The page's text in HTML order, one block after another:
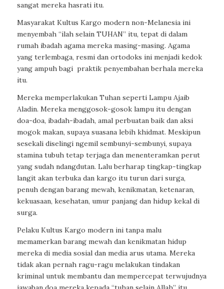
sangat mereka hasrati itu.
Masyarakat Kultus Kargo modern non-Melanesia ini
menyembah “ilah selain TUHAN” itu, tepat di dalam
rumah ibadah agama mereka masing-masing. Agama
yang terlembaga, resmi dan ortodoks ini menjadi kedok
yang ampuh bagi praktik penyembahan berhala mereka
itu.
Mereka memperlakukan Tuhan seperti Lampu Ajaib
Aladin. Mereka menggosok-gosok lampu itu dengan
doa-doa, ibadah-ibadah, amal perbuatan baik dan aksi
mogok makan, supaya suasana lebih khidmat. Meskipun
sesekali diselingi ngemilsembunyi-sembunyi, supaya
stamina tubuh tetap terjaga dan menenteramkan perut
yang sudah ndangdutan. Lalu berharap tingkap-tingkap
langit akan terbuka dan kargo itu turun dari surga,
penuh dengan barang mewah, kenikmatan, ketenaran,
kekuasaan, kesehatan, umur panjang dan hidup kekal di
surga.
Pelaku Kultus Kargo modern ini tanpa malu
memamerkan barang mewah dan kenikmatan hidup
mereka di media sosial dan media arus utama. Mereka
tidak akan pernah ragu-ragu melakukan tindakan
kriminal untuk membantu dan mempercepat terwujudnya